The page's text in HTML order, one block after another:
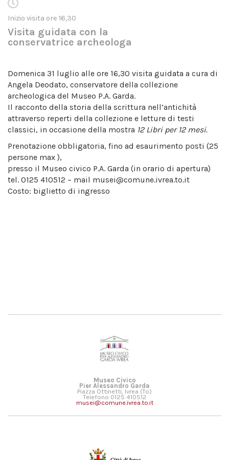
Inizio visita ore 16,30
Visita guidata con la
conservatrice archeologa
Domenica 31 luglio alle ore 16,30 visita guidata a cura di
Angela Deodato, conservatore della collezione
archeologica del Museo P.A. Garda.
Il racconto della storia della scrittura nell’antichità
attraverso reperti della collezione e letture di testi
classici, in occasione della mostra 12 Libri per 12 mesi.
Prenotazione obbligatoria, fino ad esaurimento posti (25
persone max ),
presso il Museo civico P.A. Garda (in orario di apertura)
tel. 0125 410512 – mail musei@comune.ivrea.to.it
Costo: biglietto di ingresso
Museo Civico
Pier Alessandro Garda
Piazza Ottinetti, Ivrea (To)
Telefono 0125 410512
musei@comune.ivrea.to.it